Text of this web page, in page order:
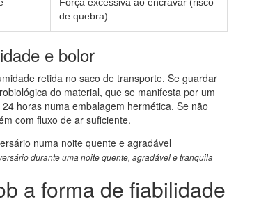
Força excessiva ao encravar (risco
de quebra).
e bolor
retida no saco de transporte. Se guardar
do material, que se manifesta por um
horas numa embalagem hermética. Se não
com fluxo de ar suficiente.
durante uma noite quente, agradável e tranquila
a forma de fiabilidade